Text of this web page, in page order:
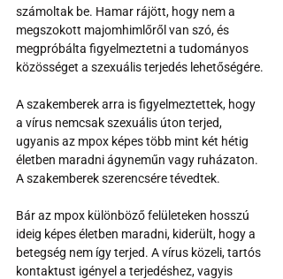
számoltak be. Hamar rájött, hogy nem a
megszokott majomhimlőről van szó, és
megpróbálta figyelmeztetni a tudományos
közösséget a szexuális terjedés lehetőségére.
A szakemberek arra is figyelmeztettek, hogy
a vírus nemcsak szexuális úton terjed,
ugyanis az mpox képes több mint két hétig
életben maradni ágyneműn vagy ruházaton.
A szakemberek szerencsére tévedtek.
Bár az mpox különböző felületeken hosszú
ideig képes életben maradni, kiderült, hogy a
betegség nem így terjed. A vírus közeli, tartós
kontaktust igényel a terjedéshez, vagyis